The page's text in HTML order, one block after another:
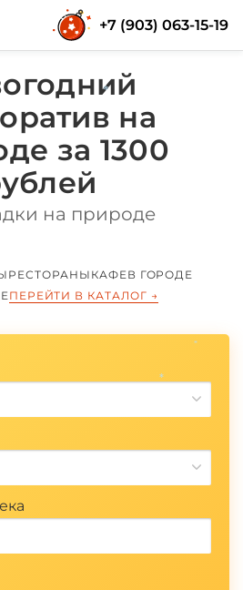
+7 (903) 063-15-19
на
за 1300
на природе
РЕСТОРАНЫ КАФЕВ ГОРОДЕ
ПЕРЕЙТИ В КАТАЛОГ →